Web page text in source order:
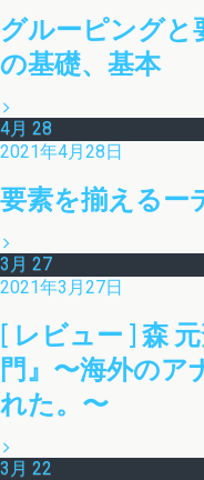
グルーピングと
の基礎、基本
4月 28
2021年4月28日
要素を揃えるー
3月 27
2021年3月27日
[ レビュー ] 森
門』〜海外のア
れた。〜
3月 22